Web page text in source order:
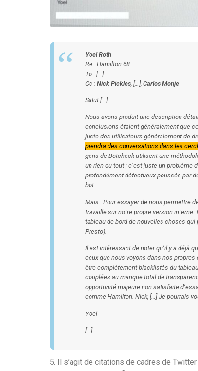
Yoel Roth
Re : Hamilton 68
To : […]
Cc : Nick Pickles , […], Carlos Monje
Salut […]
Nous avons produit une description
conclusions étaient généralement que
juste des utilisateurs généralement de
prendra des conversations dans les
gens de Botcheck utilisent une
un rien du tout ; c’est juste un problème
profondément défectueux poussés par
bot.
Mais : Pour essayer de nous permettre
travaille sur notre propre version interne.
tableau de bord de nouvelles choses
Presto).
Il est intéressant de noter qu’il y a déjà
ceux que nous voyons dans nos
être complètement blacklistés du
couplées au manque total de
opportunité majeure non satisfaite
comme Hamilton. Nick, […] Je pourrais
Yoel
[…]
5. Il s’agit de citations de cadres de